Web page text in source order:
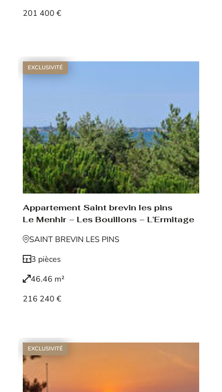
201 400 €
EXCLUSIVITÉ
Appartement Saint brevin les pins
Le Menhir – Les Bouillons – L’Ermitage
SAINT BREVIN LES PINS
3 pièces
46.46 m²
216 240 €
EXCLUSIVITÉ